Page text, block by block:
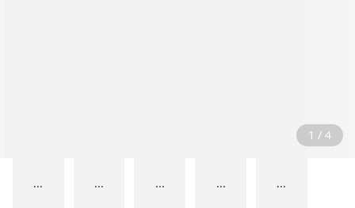
2 / 4
... ... ... ... ...